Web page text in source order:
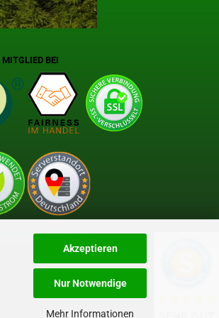
Akzeptieren
Nur Notwendige
Mehr Informationen
BEI